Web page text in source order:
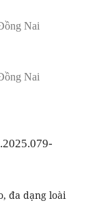
Nai
Nai
đa dạng loài